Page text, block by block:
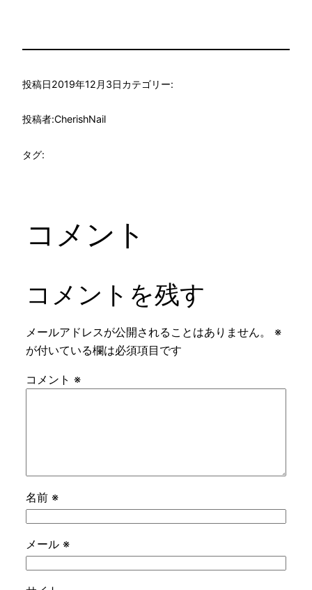
投稿日2019年12月3日カテゴリー:
投稿者:CherishNail
タグ:
コメント
コメントを残す
メールアドレスが公開されることはありません。
※
が付いている欄は必須項目です
コメント ※
名前 ※
メール ※